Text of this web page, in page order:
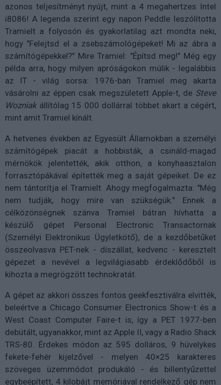
azonos teljesítményt nyújt, mint a 4 megahertzes Intel
i8086! A legenda szerint egy napon Peddle leszólította
Tramielt a folyosón és gyakorlatilag azt mondta neki,
hogy "Felejtsd el a zsebszámológépeket! Mi az ábra a
számítógépekkel?" Mire Tramiel: "Építsd meg!" Még egy
példa arra, hogy milyen apróságokon múlik - legalábbis
az IT - világ sorsa: 1976-ban Tramiel meg akarta
vásárolni az éppen csak megszületett Apple-t, de Steve
Wozniakállítólag 15 000 dollárral többet akart a cégért,
mint amit Tramiel kínált.
A hetvenes években az Egyesült Államokban a személyi
számítógépek piacát a hobbisták, a csináld-magad
mérnökök jelentették, akik otthon, a konyhaasztalon
forrasztópákával építették meg a saját gépeiket. De ez
nem tántorítja el Tramielt. Ahogy megfogalmazta: "Még
nem tudják, hogy mire van szükségük." Ennek a
célközönségnek szánva Tramiel bátran hívhatta a
készülő gépet Personal Electronic Transactornak
(Személyi Elektronikus Ügyletkötő), de a kezdőbetűket
összeolvasva PET-nek - díszállat, kedvenc - keresztelt
gépezet a nevével a legvilágiasabb érdeklődőből is
kihozta a megrögzött technokratát.
A gépet az akkori összes fontos geekfesztiválra elvitték,
beleértve a Chicago Consumer Electronics Show-t és a
West Coast Computer Faire-t is, így a PET 1977-ben
debütált, ugyanakkor, mint az Apple II, vagy a Radio Shack
TRS-80. Érdekes módon az 595 dolláros, 9 hüvelykes
fekete-fehér kijelzővel - melyen 40×25 karakteres
szöveges üzemmódot produkáló - és billentyűzettel
egybeépített, 4 kilobájt memóriával rendelkező gép nem